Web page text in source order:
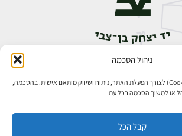
ניהול הסכמה
אנו משתמשים בעוגיות (Cookies) לצורך הפעלת האתר, ניתוח ושיווק מותאם אישית. בהסכמה,
או למשוך הסכמה בכל עת.
קבל הכל
14, רחביה, ירושלים